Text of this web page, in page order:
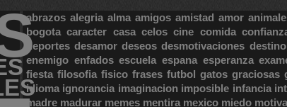
abrazos alegria alma amigos amistad amor
bogota caracter casa celos cine comida
deportes desamor deseos desmotivaciones destino
enemigo enfados escuela espana esperanza
fiesta filosofia fisico frases futbol gatos graciosas
idioma ignorancia imaginacion imposible infancia
madre madurar memes mentira mexico miedo